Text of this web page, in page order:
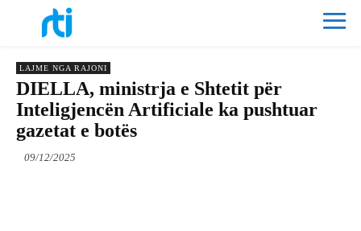
LAJME NGA RAJONI
DIELLA, ministrja e Shtetit për
Inteligjencën Artificiale ka pushtuar
gazetat e botës
09/12/2025